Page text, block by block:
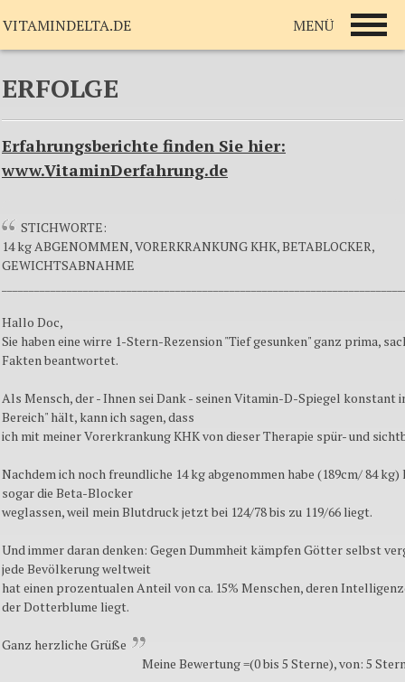
ERFOLGE
Erfahrungsberichte finden Sie hier:
www.VitaminDerfahrung.de
STICHWORTE:
14 kg ABGENOMMEN, VORERKRANKUNG KHK, BETABLOCKER,
GEWICHTSABNAHME
Hallo Doc,
Sie haben eine wirre 1-Stern-Rezension "Tief gesunken" ganz prima,
Fakten beantwortet.
Als Mensch, der - Ihnen sei Dank - seinen Vitamin-D-Spiegel konstant
Bereich" hält, kann ich sagen, dass
ich mit meiner Vorerkrankung KHK von dieser Therapie spür- und
Nachdem ich noch freundliche 14 kg abgenommen habe (189cm/ 84
sogar die Beta-Blocker
weglassen, weil mein Blutdruck jetzt bei 124/78 bis zu 119/66 liegt.
Und immer daran denken: Gegen Dummheit kämpfen Götter selbst
jede Bevölkerung weltweit
hat einen prozentualen Anteil von ca. 15% Menschen, deren
der Dotterblume liegt.
Ganz herzliche Grüße
Meine Bewertung =(0 bis 5 Sterne), von: 5
VITAMINDELTA.DE MENÜ